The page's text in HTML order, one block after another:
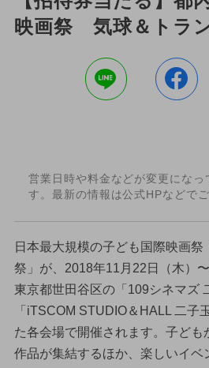
映画祭 気球＆トラ
営業日時や料金などが変更になっ
す。最新の情報は公式HPなどで
日本最大規模の子ども国際映画
祭」が、2018年11月22日（木）
東京都世田谷区の「109シネマズ
「iTSCOM STUDIO＆HALL 二子
た各会場で開催されます。子ども
作品が集結するほか、楽しいイベ